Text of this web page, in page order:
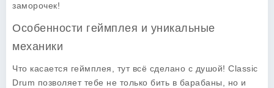
заморочек!
Особенности геймплея и уникальные
механики
Что касается геймплея, тут всё сделано с душой! Classic
Drum позволяет тебе не только бить в барабаны, но и